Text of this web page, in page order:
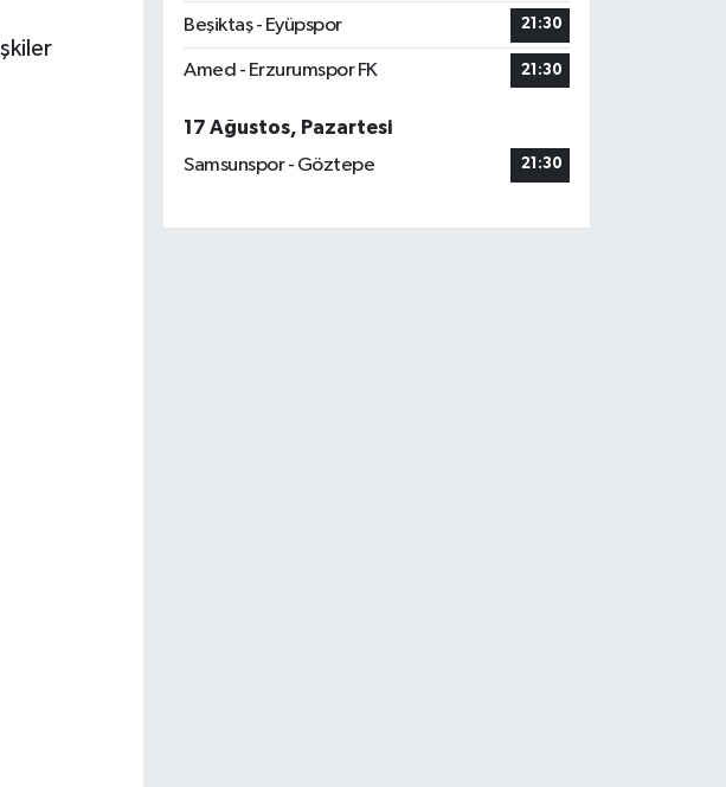
Beşiktaş - Eyüpspor 21:30
Amed - Erzurumspor FK 21:30
17 Ağustos, Pazartesi
Samsunspor - Göztepe
21:30